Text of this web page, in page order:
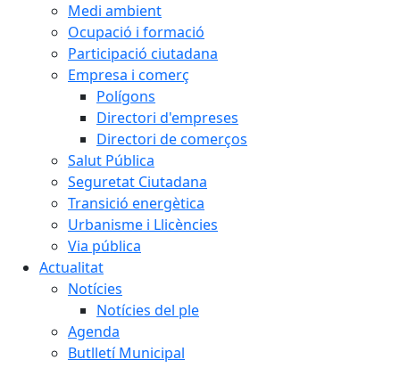
Medi ambient
Ocupació i formació
Participació ciutadana
Empresa i comerç
Polígons
Directori d'empreses
Directori de comerços
Salut Pública
Seguretat Ciutadana
Transició energètica
Urbanisme i Llicències
Via pública
Actualitat
Notícies
Notícies del ple
Agenda
Butlletí Municipal